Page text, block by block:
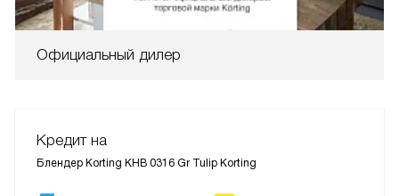
Официальный дилер
Кредит на
Блендер Korting KHB 0316 Gr Tulip Korting